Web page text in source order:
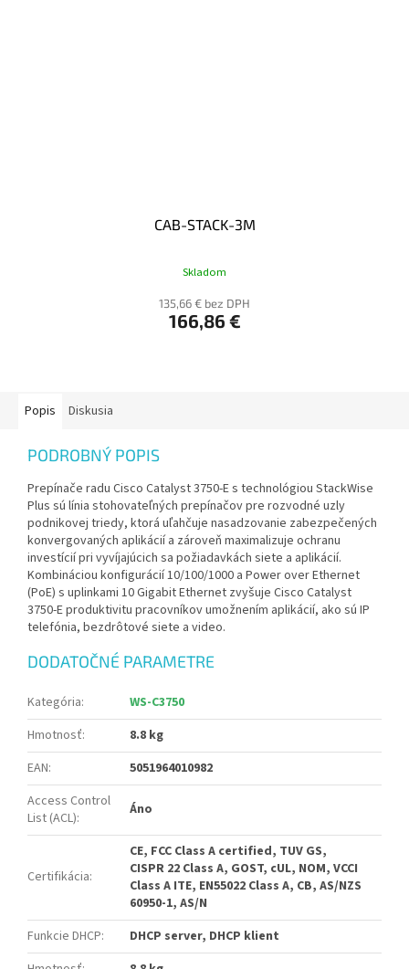
CAB-STACK-3M
Skladom
135,66 € bez DPH
166,86 €
Popis Diskusia
PODROBNÝ POPIS
Prepínače radu Cisco Catalyst 3750-E s technológiou StackWise
Plus sú línia stohovateľných prepínačov pre rozvodné uzly
podnikovej triedy, ktorá uľahčuje nasadzovanie zabezpečených
konvergovaných aplikácií a zároveň maximalizuje ochranu
investícií pri vyvíjajúcich sa požiadavkách siete a aplikácií.
Kombináciou konfigurácií 10/100/1000 a Power over Ethernet
(PoE) s uplinkami 10 Gigabit Ethernet zvyšuje Cisco Catalyst
3750-E produktivitu pracovníkov umožnením aplikácií, ako sú IP
telefónia, bezdrôtové siete a video.
DODATOČNÉ PARAMETRE
Kategória:
WS-C3750
Hmotnosť:
8.8 kg
EAN:
5051964010982
Access Control
List (ACL): Áno
Certifikácia:
CE, FCC Class A certified, TUV GS,
CISPR 22 Class A, GOST, cUL, NOM, VCCI
Class A ITE, EN55022 Class A, CB, AS/NZS
60950-1, AS/N
Funkcie DHCP:
DHCP server, DHCP klient